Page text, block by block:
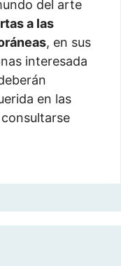
del arte
a las
, en sus
interesada
en las